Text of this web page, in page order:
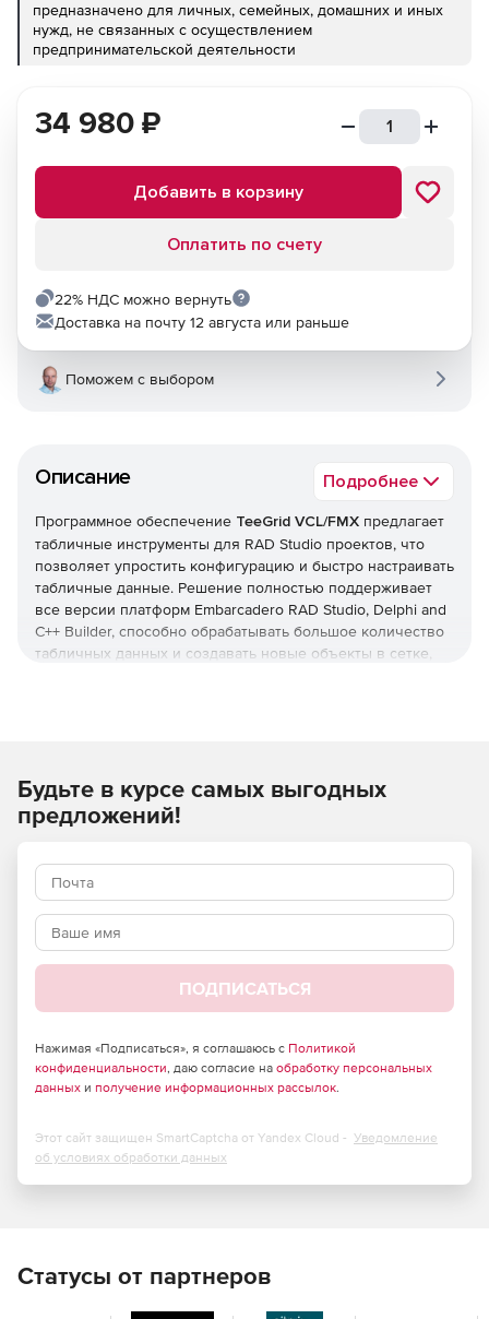
предназначено для личных, семейных, домашних и иных
нужд, не связанных с осуществлением
предпринимательской деятельности
Описание Подробнее
Программное обеспечение TeeGrid VCL/FMX предлагает
табличные инструменты для RAD Studio проектов, что
позволяет упростить конфигурацию и быстро настраивать
табличные данные. Решение полностью поддерживает
все версии платформ Embarcadero RAD Studio, Delphi and
C++ Builder, способно обрабатывать большое количество
табличных данных и создавать новые объекты в сетке,
инструменты редактирования внешнего вида таблиц.
34 980 ₽
Добавить в корзину
Оплатить по счету
22% НДС можно вернуть
Доставка на почту 12 августа или раньше
Поможем с выбором
Будьте в курсе самых выгодных
предложений!
ПОДПИСАТЬСЯ
Нажимая «Подписаться», я соглашаюсь с Политикой
конфиденциальности, даю согласие на обработку персональных
данных и получение информационных рассылок.
Этот сайт защищен SmartCaptcha от Yandex Cloud - Уведомление
об условиях обработки данных
Статусы от партнеров